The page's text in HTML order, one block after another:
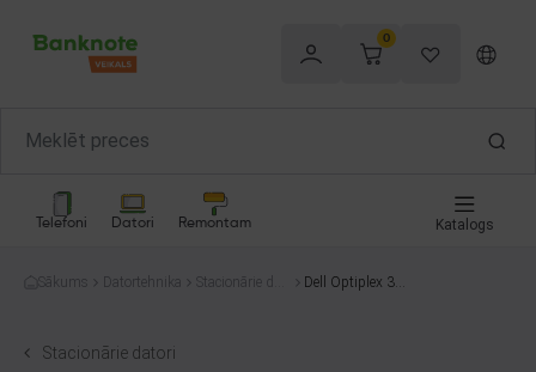
0
Telefoni Datori Remontam Katalogs
Sākums Datortehnika
Stacionārie dat
Dell Optiplex 302
Stacionārie datori